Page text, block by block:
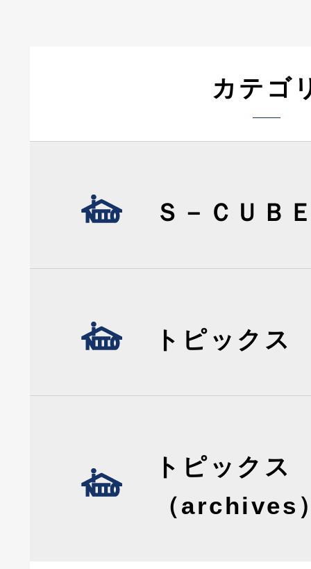
カテゴ
Ｓ－ＣＵＢ
トピックス
トピックス
（archives